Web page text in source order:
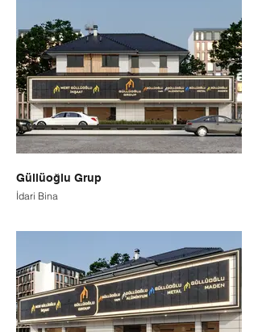
Güllüoğlu Grup
İdari Bina